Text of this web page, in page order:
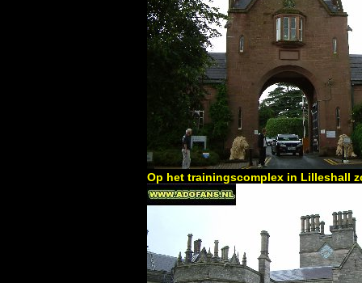
Op het trainingscomplex in Lilleshall